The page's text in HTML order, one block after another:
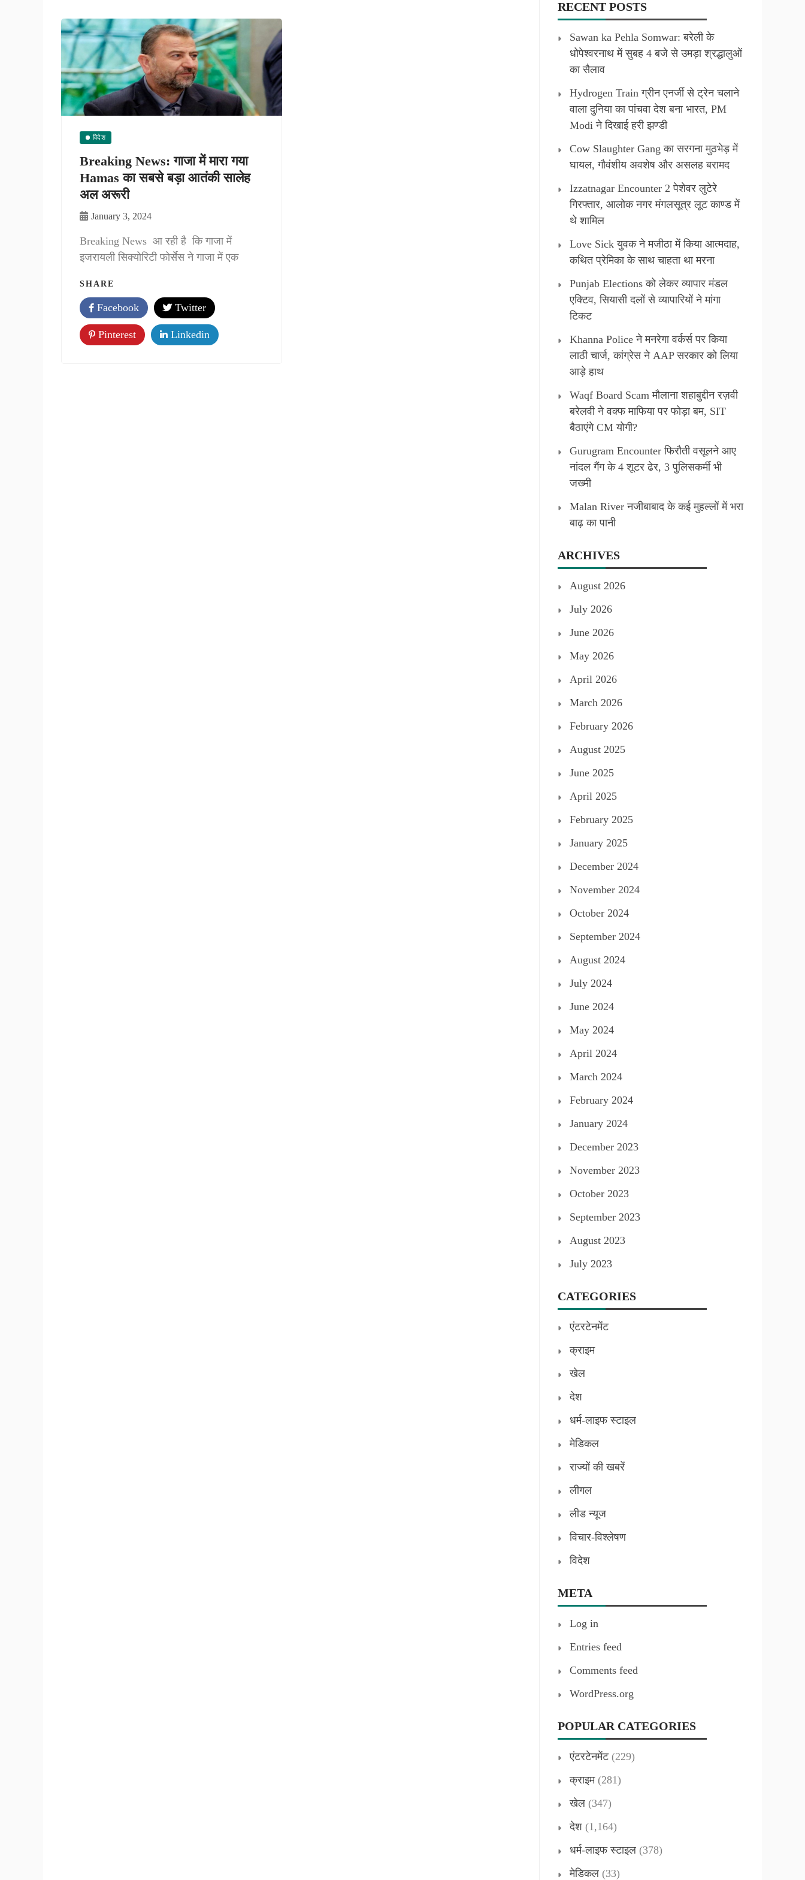
विदेश
Breaking News: गाजा में मारा गया
Hamas का सबसे बड़ा आतंकी सालेह
अल अरूरी
January 3, 2024
Breaking News आ रही है कि गाजा में
इजरायली सिक्योरिटी फोर्सेस ने गाजा में एक
SHARE
Facebook Twitter
Pinterest Linkedin
RECENT POSTS
Sawan ka Pehla Somwar: बरेली के
धोपेश्वरनाथ में सुबह 4 बजे से उमड़ा श्रद्धालुओं
का सैलाव
Hydrogen Train ग्रीन एनर्जी से ट्रेन चलाने
वाला दुनिया का पांचवा देश बना भारत, PM
Modi ने दिखाई हरी झण्डी
Cow Slaughter Gang का सरगना मुठभेड़ में
घायल, गौवंशीय अवशेष और असलह बरामद
Izzatnagar Encounter 2 पेशेवर लुटेरे
गिरफ्तार, आलोक नगर मंगलसूत्र लूट काण्‍ड में
थे शामिल
Love Sick युवक ने मजीठा में किया आत्मदाह,
कथित प्रेमिका के साथ चाहता था मरना
Punjab Elections को लेकर व्यापार मंडल
एक्टिव, सियासी दलों से व्यापारियों ने मांगा
टिकट
Khanna Police ने मनरेगा वर्कर्स पर किया
लाठी चार्ज, कांग्रेस ने AAP सरकार को लिया
आड़े हाथ
Waqf Board Scam मौलाना शहाबुद्दीन रज़वी
बरेलवी ने वक्फ माफिया पर फोड़ा बम, SIT
बैठाएंगे CM योगी?
Gurugram Encounter फिरौती वसूलने आए
नांदल गैंग के 4 शूटर ढेर, 3 पुलिसकर्मी भी
जख्मी
Malan River नजीबाबाद के कई मुहल्लों में भरा
बाढ़ का पानी
ARCHIVES
August 2026
July 2026
June 2026
May 2026
April 2026
March 2026
February 2026
August 2025
June 2025
April 2025
February 2025
January 2025
December 2024
November 2024
October 2024
September 2024
August 2024
July 2024
June 2024
May 2024
April 2024
March 2024
February 2024
January 2024
December 2023
November 2023
October 2023
September 2023
August 2023
July 2023
CATEGORIES
एंटरटेनमेंट
क्राइम
खेल
देश
धर्म-लाइफ स्टाइल
मेडिकल
राज्यों की खबरें
लीगल
लीड न्यूज
विचार-विश्लेषण
विदेश
META
Log in
Entries feed
Comments feed
WordPress.org
POPULAR CATEGORIES
एंटरटेनमेंट(229)
क्राइम(281)
खेल (347)
देश (1,164)
धर्म-लाइफ स्टाइल (378)
मेडिकल (33)